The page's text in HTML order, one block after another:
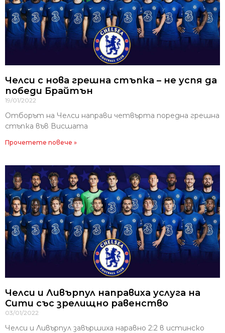
Челси с нова грешна стъпка – не успя да
победи Брайтън
19/01/2022
Отборът на Челси направи четвърта поредна грешна
стъпка във Висшата
Прочетете повече »
Челси и Ливърпул направиха услуга на
Сити със зрелищно равенство
03/01/2022
Челси и Ливърпул завършиха наравно 2:2 в истинско